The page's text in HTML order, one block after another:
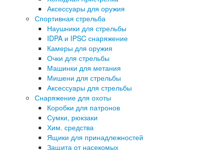
Аксессуары для оружия
Спортивная стрельба
Наушники для стрельбы
IDPA и IPSC снаряжение
Камеры для оружия
Очки для стрельбы
Машинки для метания
Мишени для стрельбы
Аксессуары для стрельбы
Снаряжение для охоты
Коробки для патронов
Сумки, рюкзаки
Хим. средства
Ящики для принадлежностей
Защита от насекомых